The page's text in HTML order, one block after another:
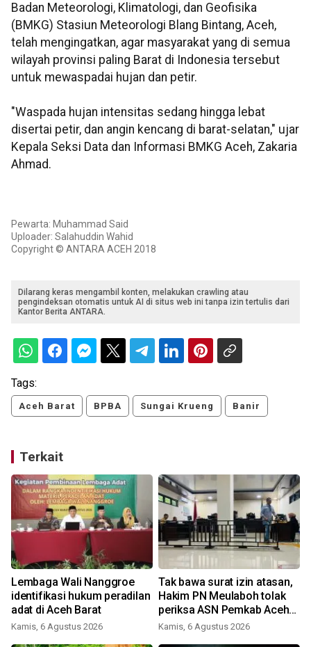
Badan Meteorologi, Klimatologi, dan Geofisika
(BMKG) Stasiun Meteorologi Blang Bintang, Aceh,
telah mengingatkan, agar masyarakat yang di semua
wilayah provinsi paling Barat di Indonesia tersebut
untuk mewaspadai hujan dan petir.
"Waspada hujan intensitas sedang hingga lebat
disertai petir, dan angin kencang di barat-selatan," ujar
Kepala Seksi Data dan Informasi BMKG Aceh, Zakaria
Ahmad.
Pewarta: Muhammad Said
Uploader: Salahuddin Wahid
Copyright © ANTARA ACEH 2018
Dilarang keras mengambil konten, melakukan crawling atau
pengindeksan otomatis untuk AI di situs web ini tanpa izin tertulis dari
Kantor Berita ANTARA.
Tags:
Aceh Barat BPBA Sungai Krueng Banir
Terkait
Lembaga Wali Nanggroe
identifikasi hukum peradilan
adat di Aceh Barat
Kamis, 6 Agustus 2026
Tak bawa surat izin atasan,
Hakim PN Meulaboh tolak
periksa ASN Pemkab Aceh
Barat
Kamis, 6 Agustus 2026